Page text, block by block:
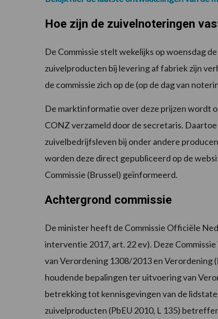
Hoe zijn de zuivelnoteringen
De Commissie stelt wekelijks op woensdag
zuivelproducten bij levering af fabriek zijn
de commissie zich op de (op de dag van
De marktinformatie over deze prijzen wordt
CONZ verzameld door de secretaris.
zuivelbedrijfsleven bij onder andere
worden deze direct gepubliceerd op de
Commissie (Brussel) geïnformeerd.
Achtergrond commissie
De minister heeft de Commissie Officiële
interventie 2017, art. 22 ev). Deze
van Verordening 1308/2013 en Verordening
houdende bepalingen ter uitvoering van
betrekking tot kennisgevingen van de
zuivelproducten (PbEU 2010, L 135)